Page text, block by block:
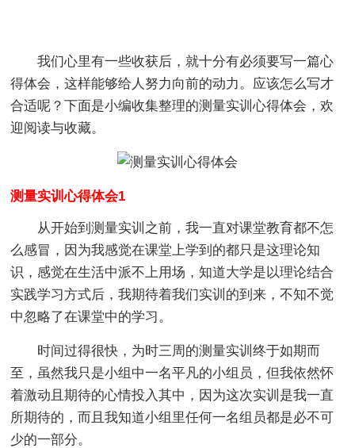
我们心里有一些收获后，就十分有必须要写一篇心
得体会，这样能够给人努力向前的动力。应该怎么写才
合适呢？下面是小编收集整理的测量实训心得体会，欢
迎阅读与收藏。
测量实训心得体会1
从开始到测量实训之前，我一直对课堂教育都不怎
么感冒，因为我感觉在课堂上学到的都只是这理论知
识，感觉在生活中派不上用场，知道大学是以理论结合
实践学习方式后，我期待着我们实训的到来，不知不觉
中忽略了在课堂中的学习。
时间过得很快，为时三周的测量实训终于如期而
至，虽然我只是小组中一名平凡的小组员，但我依然怀
着激动且期待的心情投入其中，因为这次实训是我一直
所期待的，而且我知道小组里任何一名组员都是必不可
少的一部分。